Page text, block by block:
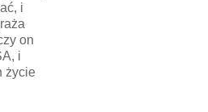
i
on
i
życie